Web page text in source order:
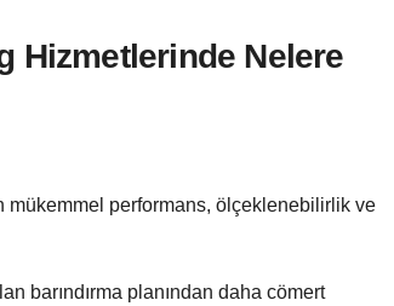
Hizmetlerinde Nelere
mükemmel performans, ölçeklenebilirlik ve
barındırma planından daha cömert